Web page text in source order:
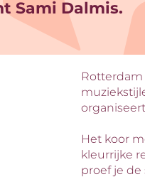
Sami Dalmis.
Het koor
kleurrijke
proef je